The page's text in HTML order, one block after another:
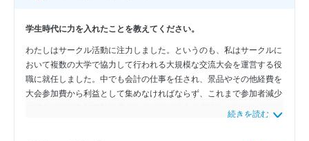
学生時代に力を入れたことを教えてください。
わたしはサークル活動に注力しました。というのも、私はサークルに
おいて複数の大学で協力して行われる大規模な交流大会を運営する役
職に就任しました。中でも会計の仕事を任され、景品やその他経費を
大会参加費から利益として集めなければならず、これまで参加者減少
の傾向があり参加者数を増やさなければ大会を継続させることができ
ませんでした。そこで、参加者数増加のために新しく二つの施策を行
続きを読む